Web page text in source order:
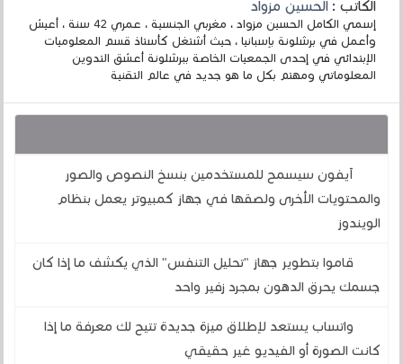
الكاتب :الحسين مزواد
إسمي الكامل الحسين مزواد ، مغربي الجنسية ، عمري 42 سنة ، أعيش
وأعمل في برشلونة بإسبانيا ، حيث أشتغل كأستاذ قسم المعلوميات
الإبتدائي في إحدى الجمعيات الخاصة ببرشلونة أعشق التدوين
المعلوماتي ومهتم بكل ما هو جديد في عالم التقنية
آيفون سيسمح للمستخدمين بنسخ النصوص والصور
والمحتويات الأخرى ولصقها في جهاز كمبيوتر يعمل بنظام
الويندوز
قاموا بتطوير جهاز "تحليل التنفس" الذي يكشف ما إذا كان
جسمك يحرق الدهون بمجرد زفير واحد
واتساب يستعد لإطلاق ميزة جديدة تتيح لك معرفة ما إذا
كانت الصورة أو الفيديو غير حقيقي